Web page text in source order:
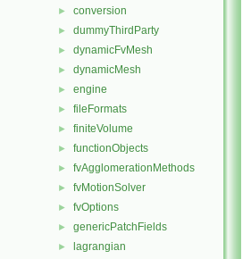
► conversion
► dummyThirdParty
► dynamicFvMesh
► dynamicMesh
► engine
► fileFormats
► finiteVolume
► functionObjects
► fvAgglomerationMethods
► fvMotionSolver
► fvOptions
► genericPatchFields
► lagrangian